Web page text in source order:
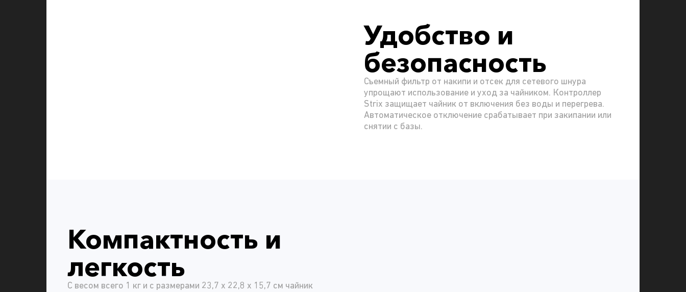
Удобство и
безопасность
Съемный фильтр от накипи и отсек для сетевого шнура
упрощают использование и уход за чайником. Контроллер
Strix защищает чайник от включения без воды и перегрева.
Автоматическое отключение срабатывает при закипании или
снятии с базы.
Компактность и
легкость
С весом всего 1 кг и с размерами 23,7 x 22,8 x 15,7 см чайник